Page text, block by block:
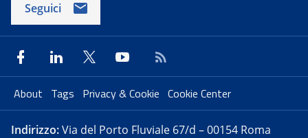
Seguici
About Tags Privacy & Cookie Cookie Center
Indirizzo:Via del Porto Fluviale 67/d – 00154 Roma